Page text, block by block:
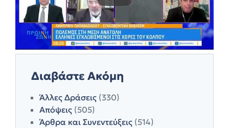
Διαβάστε Ακόμη
Άλλες Δράσεις (330)
Απόψεις (505)
Άρθρα και Συνεντεύξεις (514)